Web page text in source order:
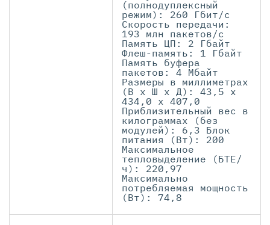
(полнодуплексный
режим): 260 Гбит/с
Скорость передачи:
193 млн пакетов/с
Память ЦП: 2 Гбайт
Флеш-память: 1 Гбайт
Память буфера
пакетов: 4 Мбайт
Размеры в миллиметрах
(В x Ш x Д): 43,5 x
434,0 x 407,0
Приблизительный вес в
килограммах (без
модулей): 6,3 Блок
питания (Вт): 200
Максимальное
тепловыделение (БТЕ/
ч): 220,97
Максимально
потребляемая мощность
(Вт): 74,8